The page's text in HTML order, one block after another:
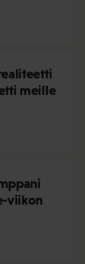
meille
viikon